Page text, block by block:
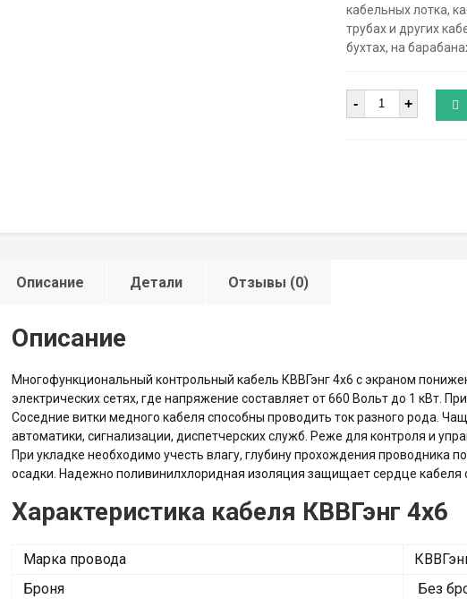
кабельных лотка,
трубах и других
бухтах, на
Количество
- +
Описание Детали Отзывы (0)
Описание
Многофункциональный контрольный кабель КВВГэнг 4х6 с экраном
электрических сетях, где напряжение составляет от 660 Вольт до 1 кВт.
Соседние витки медного кабеля способны проводить ток разного рода.
автоматики, сигнализации, диспетчерских служб. Реже для контроля и
При укладке необходимо учесть влагу, глубину прохождения проводника
осадки. Надежно поливинилхлоридная изоляция защищает сердце кабеля
Характеристика кабеля КВВГэнг 4х6
Марка провода
Броня
Без